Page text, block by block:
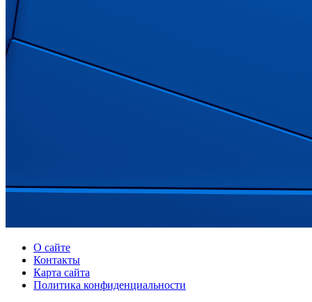
О сайте
Контакты
Карта сайта
Политика конфиденциальности